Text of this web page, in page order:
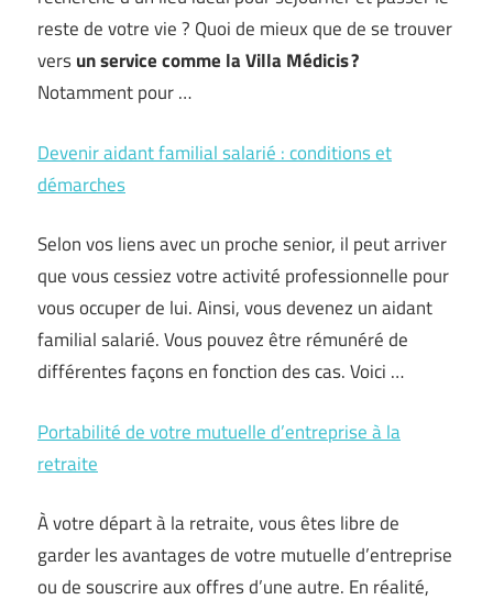
reste de votre vie ? Quoi de mieux que de se trouver
versun service comme la Villa Médicis ?
Notamment pour …
Devenir aidant familial salarié : conditions et
démarches
Selon vos liens avec un proche senior, il peut arriver
que vous cessiez votre activité professionnelle pour
vous occuper de lui. Ainsi, vous devenez un aidant
familial salarié. Vous pouvez être rémunéré de
différentes façons en fonction des cas. Voici …
Portabilité de votre mutuelle d’entreprise à la
retraite
À votre départ à la retraite, vous êtes libre de
garder les avantages de votre mutuelle d’entreprise
ou de souscrire aux offres d’une autre. En réalité,